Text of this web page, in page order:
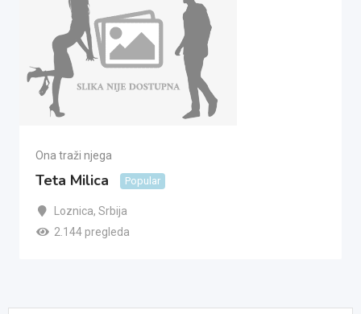
Ona traži njega
Teta Milica Popular
Loznica, Srbija
2.144 pregleda